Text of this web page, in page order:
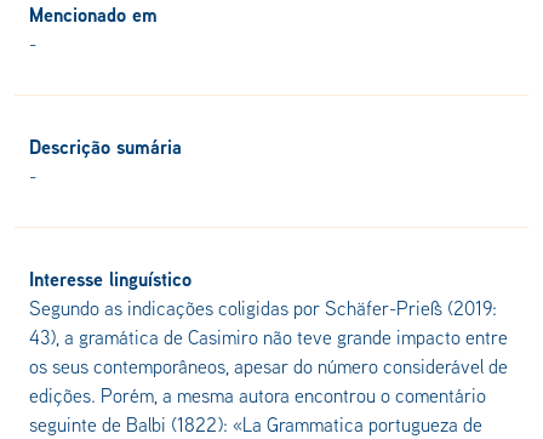
Mencionado em
-
Descrição sumária
-
Interesse linguístico
Segundo as indicações coligidas por Schäfer-Prieß (2019:
43), a gramática de Casimiro não teve grande impacto entre
os seus contemporâneos, apesar do número considerável de
edições. Porém, a mesma autora encontrou o comentário
seguinte de Balbi (1822): «La Grammatica portugueza de